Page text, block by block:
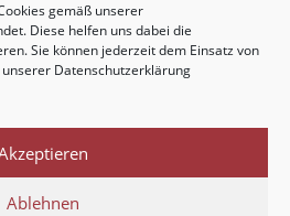
gemäß unserer
Diese helfen uns dabei die
Sie können jederzeit dem Einsatz von
Datenschutzerklärung
AblehnenSchlosshof 7, D-88339 Bad